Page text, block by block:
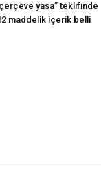
yasa” teklifinde
maddelik içerik belli